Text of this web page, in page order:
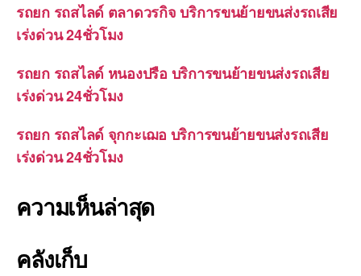
รถยก รถสไลด์ ตลาดวรกิจ บริการขนย้ายขนส่งรถเสีย
เร่งด่วน 24ชั่วโมง
รถยก รถสไลด์ หนองปรือ บริการขนย้ายขนส่งรถเสีย
เร่งด่วน 24ชั่วโมง
รถยก รถสไลด์ จุกกะเฌอ บริการขนย้ายขนส่งรถเสีย
เร่งด่วน 24ชั่วโมง
ความเห็นล่าสุด
คลังเก็บ